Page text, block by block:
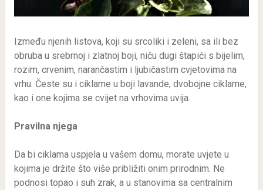
Između njenih listova, koji su srcoliki i zeleni, sa ili bez
obruba u srebrnoj i zlatnoj boji, niču dugi štapići s bijelim,
rozim, crvenim, narančastim i ljubičastim cvjetovima na
vrhu. Česte su i ciklame u boji lavande, dvobojne ciklame,
kao i one kojima se cvijet na vrhovima uvija.
Pravilna njega
Da bi ciklama uspjela u vašem domu, morate uvjete u
kojima je držite što više približiti onim prirodnim. Ne
podnosi topao i suh zrak, a u stanovima sa centralnim